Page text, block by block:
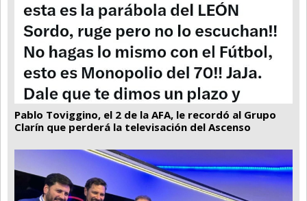
Pablo Toviggino, el 2 de la AFA, le recordó al Grupo
Clarín que perderá la televisación del Ascenso